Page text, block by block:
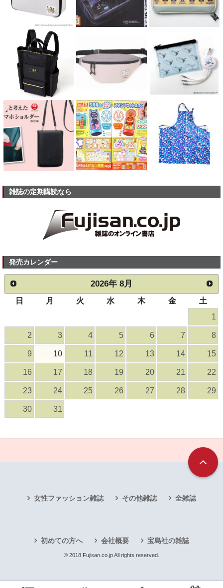
雑誌の定期購読なら
発売カレンダー
2026年 8月
日 月 火 水 木 金
土
1
2 3 4 5 6 7 8
9 10 11 12 13 14 15
16 17 18 19 20 21 22
23 24 25 26 27 28 29
30 31
女性ファッション雑誌 その他雑誌 全雑誌
初めての方へ 会社概要 宝島社の雑誌
© 2018 Fujisan.co.jp All rights reserved.